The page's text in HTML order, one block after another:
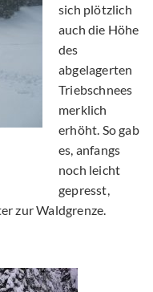
sich plötzlich
auch die Höhe
des
abgelagerten
Triebschnees
merklich
erhöht. So gab
es, anfangs
noch leicht
gepresst,
zur Waldgrenze.